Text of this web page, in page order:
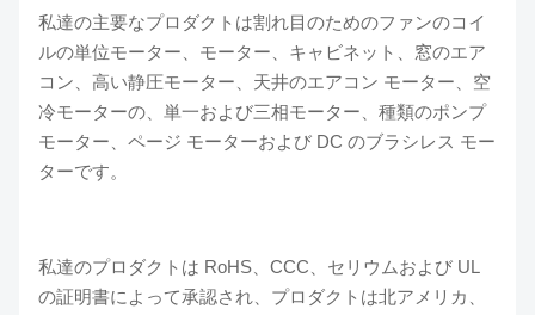
私達の主要なプロダクトは割れ目のためのファンのコイ
ルの単位モーター、モーター、キャビネット、窓のエア
コン、高い静圧モーター、天井のエアコン モーター、空
冷モーターの、単一および三相モーター、種類のポンプ
モーター、ページ モーターおよび DC のブラシレス モー
ターです。
私達のプロダクトは RoHS、CCC、セリウムおよび UL
の証明書によって承認され、プロダクトは北アメリカ、